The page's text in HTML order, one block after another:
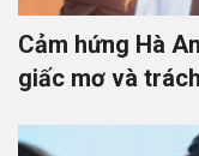
Cảm hứng Hà
giấc mơ và